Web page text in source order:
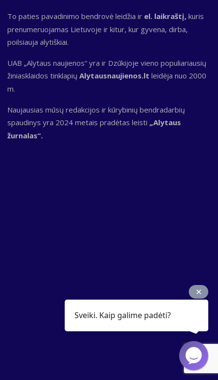
To paties pavadinimo bendrovė leidžia ir el. laikraštį, kuris
prenumeruojamas Lietuvoje ir kitur, kur gyvena, dirba,
poilsiauja alytiškiai.
UAB „Alytaus naujienos“ yra ir Dzūkijoje vieno populiariausių
žiniasklaidos tinklapių Alytausnaujienos.lt leidėja nuo 2000
m.
Naujausias mūsų redakcijos ir kūrybinių bendradarbių
spaudinys yra 2024 metais pradėtas leisti „Alytaus
žurnalas“.
Sveiki. Kaip galime padėti?